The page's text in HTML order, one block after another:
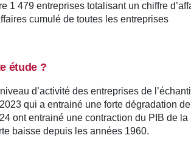
1 479 entreprises totalisant un chiffre
cumulé de toutes les entreprises
étude ?
d’activité des entreprises de
qui a entrainé une forte dégradation
ont entrainé une contraction du PIB de la
baisse depuis les années 1960.